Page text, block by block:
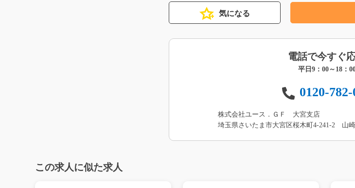
気になる
電話で今すぐ
平日9：00～18：
0120-
株式会社ユース．ＧＦ 大宮支店
埼玉県さいたま市大宮区桜木町4-241-2 山
この求人に似た求人